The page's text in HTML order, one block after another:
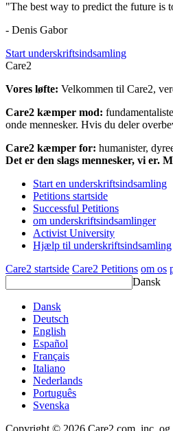
"The best way to predict the future is
- Denis Gabor
Start underskriftsindsamling
Care2
Vores løfte: Velkommen til Care2,
Care2 kæmper mod:
onde mennesker. Hvis du deler
Care2 kæmper for: humanister,
Det er den slags mennesker, vi er.
Start en underskriftsindsamling
Petitions startside
Successful Petitions
om underskriftsindsamlinger
Activist University
Hjælp til underskriftsindsamling
Care2 startside Care2 Petitions om os
Dansk
Dansk
Deutsch
English
Español
Français
Italiano
Nederlands
Português
Svenska